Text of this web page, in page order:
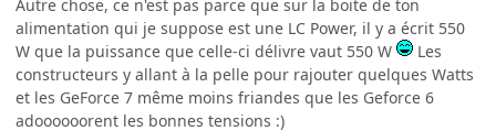
Autre chose, ce n'est pas parce que sur la boite de ton
alimentation qui je suppose est une LC Power, il y a écrit 550
W que la puissance que celle-ci délivre vaut 550 W
Les
constructeurs y allant à la pelle pour rajouter quelques Watts
et les GeForce 7 même moins friandes que les Geforce 6
adoooooorent les bonnes tensions :)